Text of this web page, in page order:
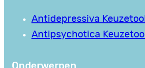
Antidepressiva Keuzetool
Antipsychotica Keuzetool
Onderwerpen